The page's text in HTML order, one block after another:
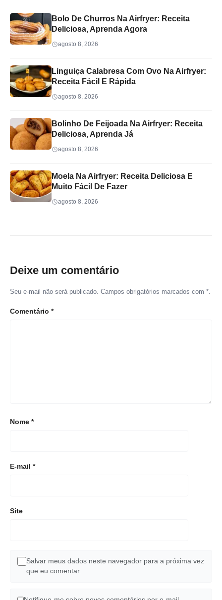
Bolo De Churros Na Airfryer: Receita
Deliciosa, Aprenda Agora
agosto 8, 2026
Linguiça Calabresa Com Ovo Na Airfryer:
Receita Fácil E Rápida
agosto 8, 2026
Bolinho De Feijoada Na Airfryer: Receita
Deliciosa, Aprenda Já
agosto 8, 2026
Moela Na Airfryer: Receita Deliciosa E
Muito Fácil De Fazer
agosto 8, 2026
Deixe um comentário
Seu e-mail não será publicado. Campos obrigatórios marcados com *.
Comentário *
Nome *
E-mail *
Site
Salvar meus dados neste navegador para a próxima vez
que eu comentar.